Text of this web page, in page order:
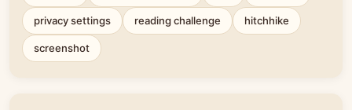
privacy settings reading challenge hitchhike
screenshot